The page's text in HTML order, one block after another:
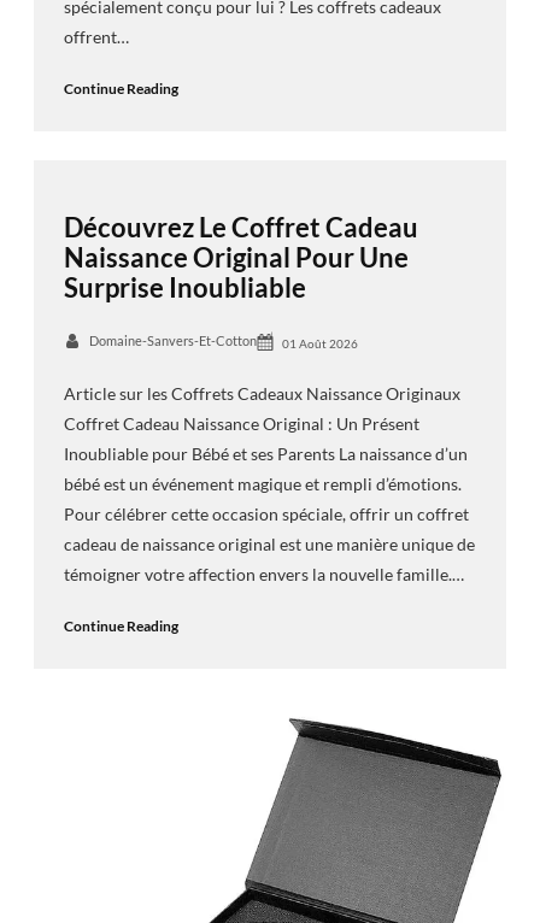
spécialement conçu pour lui ? Les coffrets cadeaux
offrent…
Continue Reading
Découvrez Le Coffret Cadeau
Naissance Original Pour Une
Surprise Inoubliable
Domaine-Sanvers-Et-Cotton 01 Août 2026
Article sur les Coffrets Cadeaux Naissance Originaux
Coffret Cadeau Naissance Original : Un Présent
Inoubliable pour Bébé et ses Parents La naissance d’un
bébé est un événement magique et rempli d’émotions.
Pour célébrer cette occasion spéciale, offrir un coffret
cadeau de naissance original est une manière unique de
témoigner votre affection envers la nouvelle famille.…
Continue Reading